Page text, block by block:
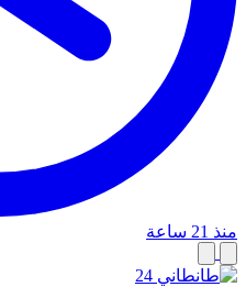
منذ 21 ساعة